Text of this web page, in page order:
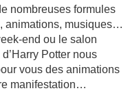
nombreuses formules
animations, musiques…
end ou le salon
Potter nous
vous des animations
manifestation…